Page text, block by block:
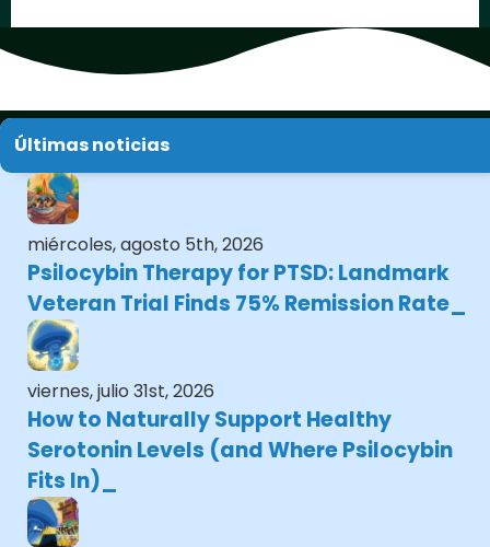
Últimas noticias
miércoles, agosto 5th, 2026
Psilocybin Therapy for PTSD: Landmark
Veteran Trial Finds 75% Remission Rate
viernes, julio 31st, 2026
How to Naturally Support Healthy
Serotonin Levels (and Where Psilocybin
Fits In)